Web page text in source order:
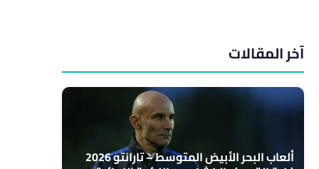
آخر المقالات
ألعاب البحر الأبيض المتوسط – تارانتو 2026